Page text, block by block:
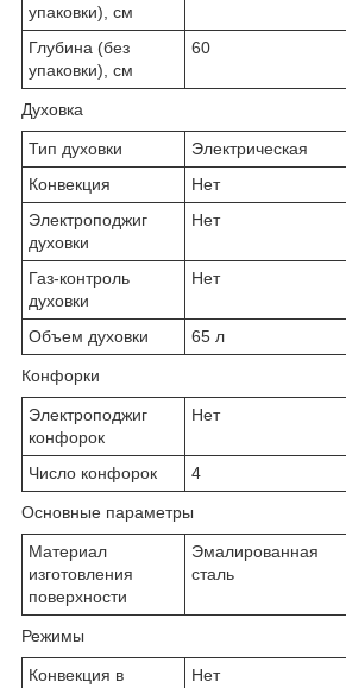
упаковки), см
Глубина (без
упаковки), см
60
Духовка
Тип духовки
Электрическая
Конвекция
Нет
Электроподжиг
духовки
Нет
Газ-контроль
духовки
Нет
Объем духовки 65 л
Конфорки
Электроподжиг
конфорок
Нет
Число конфорок 4
Основные параметры
Материал
изготовления
поверхности
Эмалированная
сталь
Режимы
Конвекция в
Нет